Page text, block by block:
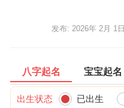
发布: 2026年 2月 1日
八字起名 宝宝起名
出生状态 已出生